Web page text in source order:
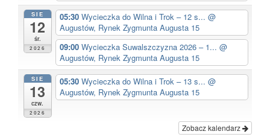
SIE
12
śr.
2026
05:30 Wycieczka do Wilna i Trok – 12 s... @
Augustów, Rynek Zygmunta Augusta 15
09:00 Wycieczka Suwalszczyzna 2026 – 1... @
Augustów, Rynek Zygmunta Augusta 15
SIE
13
czw.
2026
05:30 Wycieczka do Wilna i Trok – 13 s... @
Augustów, Rynek Zygmunta Augusta 15
Zobacz kalendarz